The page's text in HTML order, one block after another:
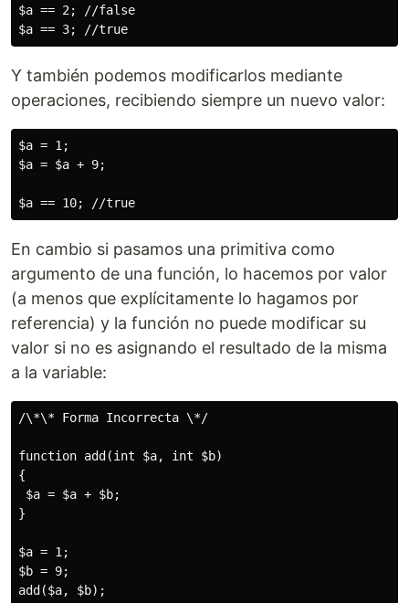
$a == 2; //false
Y también podemos modificarlos mediante
operaciones, recibiendo siempre un nuevo valor:
$a = 1;
$a = $a + 9;
En cambio si pasamos una primitiva como
argumento de una función, lo hacemos por valor
(a menos que explícitamente lo hagamos por
referencia) y la función no puede modificar su
valor si no es asignando el resultado de la misma
a la variable:
/\*\* Forma Incorrecta \*/
function add(int $a, int $b)
{
$a = $a + $b;
}
$a = 1;
$b = 9;
add($a, $b);